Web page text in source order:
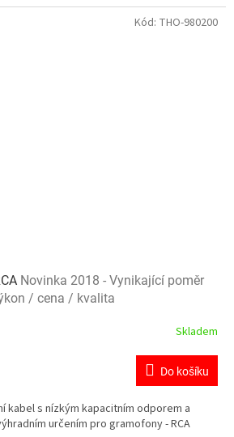
Novinka 2018 - Vynikající poměr
/ cena / kvalita
Skladem
Do košíku
kabel s nízkým kapacitním odporem a
určením pro gramofony - RCA
Kód: THO-980200